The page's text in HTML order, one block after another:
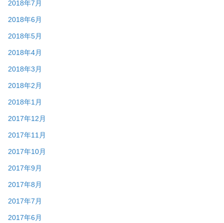
2018年7月
2018年6月
2018年5月
2018年4月
2018年3月
2018年2月
2018年1月
2017年12月
2017年11月
2017年10月
2017年9月
2017年8月
2017年7月
2017年6月